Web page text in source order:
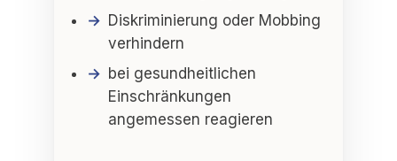
Diskriminierung oder Mobbing
verhindern
bei gesundheitlichen
Einschränkungen
angemessen reagieren